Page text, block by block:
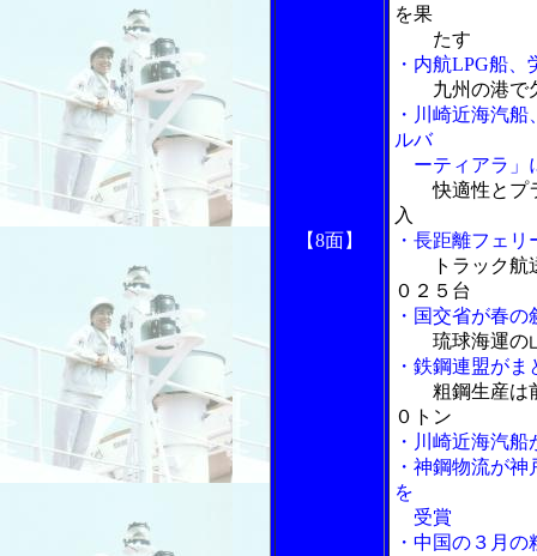
【8面】
を果
たす
・内航LPG船
九州の港で
・川崎近海汽
ルバ
ーティアラ」
快適性とプ
入
・長距離フェ
トラック
０２５台
・国交省が春
琉球海運の
・鉄鋼連盟が
粗鋼生産は
０トン
・川崎近海汽
・神鋼物流が
を
受賞
・中国の３月